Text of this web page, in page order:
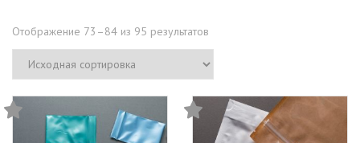
Отображение 73–84 из 95 результатов